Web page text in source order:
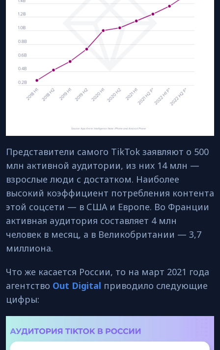
Представители самого TikTok заявляют о 500
млн активной аудитории, из них 14 млн —
взрослые люди с достатком. Наиболее
высокий коэффициент потребления контента
этой соцсети — в США и Европе. Во Франции
активная аудитория составляет 4 млн
человек в месяц, а в Великобритании — 3,7
миллиона.
Что же касается России, то на март 2021 года
агентство Out Digital приводило следующие
цифры: